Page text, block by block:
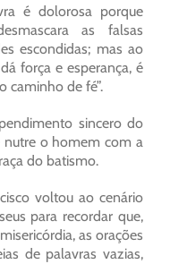
é dolorosa porque
as falsas
escondidas; mas ao
força e esperança, é
caminho de fé”.
sincero do
nutre o homem com a
do batismo.
voltou ao cenário
para recordar que,
as orações
de palavras vazias,